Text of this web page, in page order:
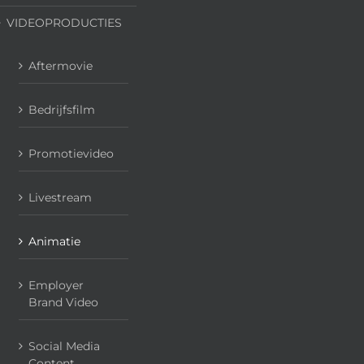
VIDEOPRODUCTIES
Aftermovie
Bedrijfsfilm
Promotievideo
Livestream
Animatie
Employer
Brand Video
Social Media